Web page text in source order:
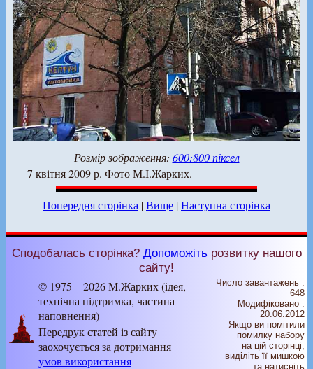
Розмір зображення: 600:800 піксел
7 квітня 2009 р. Фото М.І.Жарких.
Попередня сторінка |Вище |Наступна сторінка
Сподобалась сторінка? Допоможіть розвитку нашого
сайту!
© 1975 – 2026 М.Жарких (ідея,
технічна підтримка, частина
наповнення)
Передрук статей із сайту
заохочується за дотримання
умов використання
Число завантажень :
648
Модифіковано :
20.06.2012
Якщо ви помітили
помилку набору
на цiй сторiнцi,
видiлiть її мишкою
та натисніть